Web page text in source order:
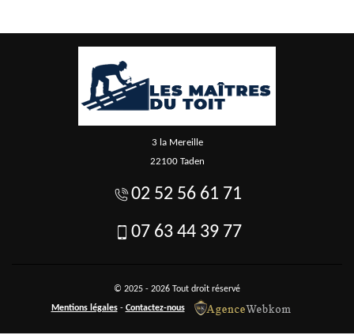
3 la Mereille
22100 Taden
02 52 56 61 71
07 63 44 39 77
© 2025 - 2026 Tout droit réservé
Mentions légales- Contactez-nous